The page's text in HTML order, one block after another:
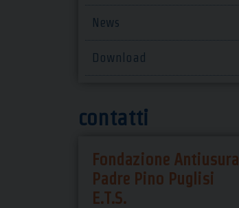
News
Download
contatti
Fondazione Antiusura
Padre Pino Puglisi
E.T.S.